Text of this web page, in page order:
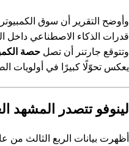
وأوضح التقرير أن سوق
قدرات الذكاء الاصطناعي داخل
وتتوقع جارتنر أن تصل حصة
يعكس تحوّلًا كبيرًا في أولويات
لينوفو تتصدر المشهد
أظهرت بيانات الربع الثالث من عام 2025